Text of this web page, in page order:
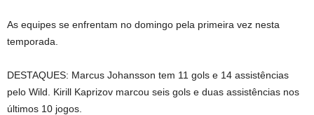
As equipes se enfrentam no domingo pela primeira vez nesta
temporada.
DESTAQUES: Marcus Johansson tem 11 gols e 14 assistências
pelo Wild. Kirill Kaprizov marcou seis gols e duas assistências nos
últimos 10 jogos.